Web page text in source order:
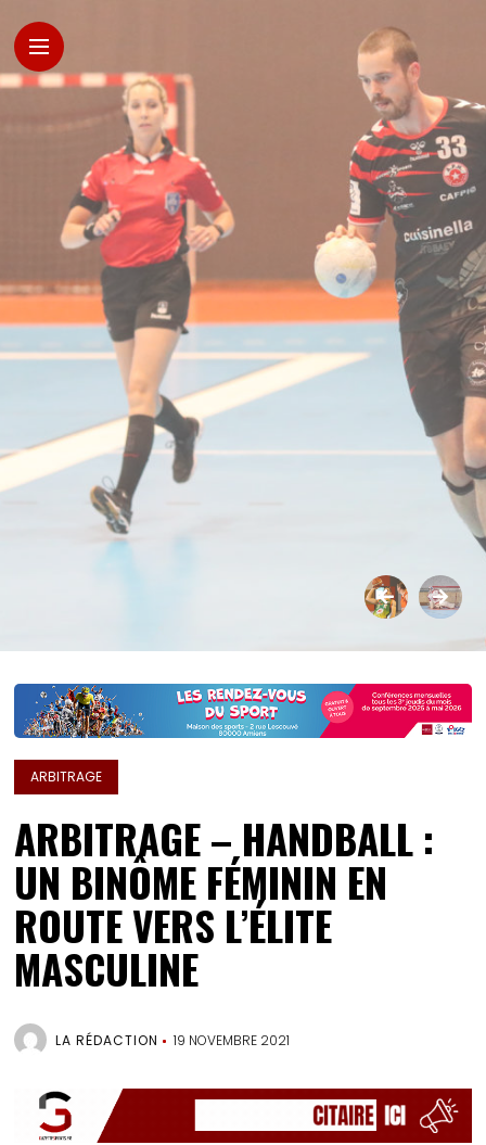
ARBITRAGE
ARBITRAGE – HANDBALL :
UN BINÔME FÉMININ EN
ROUTE VERS L’ÉLITE
MASCULINE
LA RÉDACTION 19 NOVEMBRE 2021